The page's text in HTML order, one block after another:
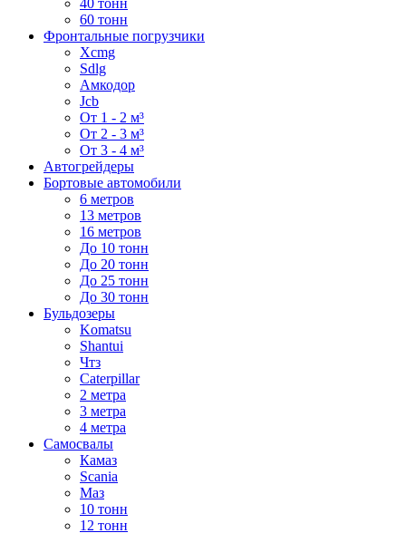
60 тонн
Фронтальные погрузчики
Xcmg
Sdlg
Амкодор
Jcb
От 1 - 2 м³
От 2 - 3 м³
От 3 - 4 м³
Автогрейдеры
Бортовые автомобили
6 метров
13 метров
16 метров
До 10 тонн
До 20 тонн
До 25 тонн
До 30 тонн
Бульдозеры
Komatsu
Shantui
Чтз
Caterpillar
2 метра
3 метра
4 метра
Самосвалы
Камаз
Scania
Маз
10 тонн
12 тонн